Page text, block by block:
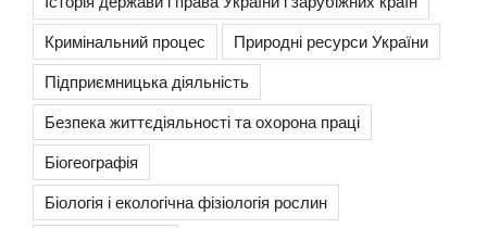
Кримінальний процес
Природні ресурси України
Підприємницька діяльність
Безпека життєдіяльності та охорона праці
Біогеографія
Біологія і екологічна фізіологія рослин